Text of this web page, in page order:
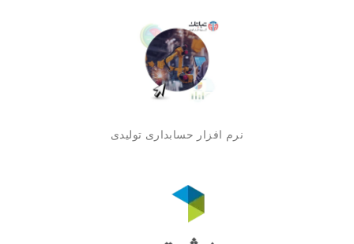
نرم افزار حسابداری تولیدی